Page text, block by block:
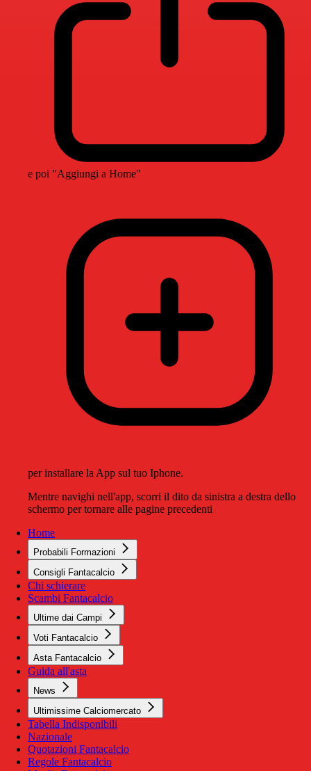
e poi "Aggiungi a Home"
per installare la App sul tuo Iphone.
Mentre navighi nell'app, scorri il dito da sinistra a destra dello
schermo per tornare alle pagine precedenti
Home
Probabili Formazioni
Consigli Fantacalcio
Chi schierare
Scambi Fantacalcio
Ultime dai Campi
Voti Fantacalcio
Asta Fantacalcio
Guida all'asta
News
Ultimissime Calciomercato
Tabella Indisponibili
Nazionale
Quotazioni Fantacalcio
Regole Fantacalcio